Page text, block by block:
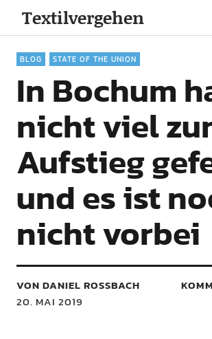
Textilvergehen
BLOG STATE OF THE UNION
In Bochum
nicht viel
Aufstieg
und es ist
nicht vorbei
VON DANIEL ROSSBACH
20. MAI 2019